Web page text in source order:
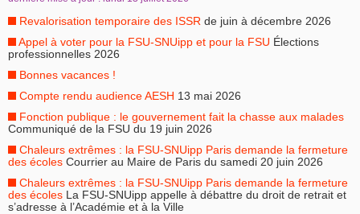
Revalorisation temporaire des ISSR de juin à décembre 2026
Appel à voter pour la FSU-SNUipp et pour la FSU Élections
professionnelles 2026
Bonnes vacances !
Compte rendu audience AESH 13 mai 2026
Fonction publique : le gouvernement fait la chasse aux malades
Communiqué de la FSU du 19 juin 2026
Chaleurs extrêmes : la FSU-SNUipp Paris demande la fermeture
des écoles Courrier au Maire de Paris du samedi 20 juin 2026
Chaleurs extrêmes : la FSU-SNUipp Paris demande la fermeture
des écoles La FSU-SNUipp appelle à débattre du droit de retrait et
s’adresse à l’Académie et à la Ville